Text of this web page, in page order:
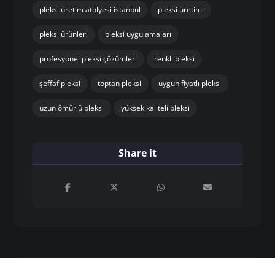
pleksi üretim atölyesi istanbul pleksi üretimi
pleksi ürünleri pleksi uygulamaları
profesyonel pleksi çözümleri renkli pleksi
şeffaf pleksi toptan pleksi uygun fiyatlı pleksi
uzun ömürlü pleksi yüksek kaliteli pleksi